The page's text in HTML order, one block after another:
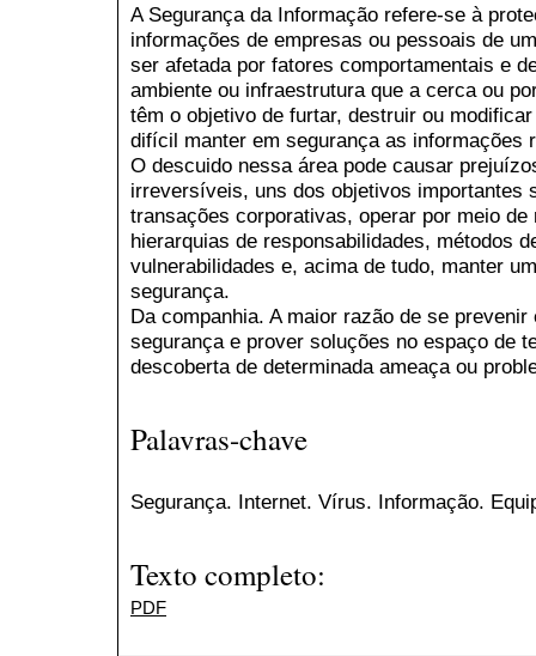
A Segurança da Informação refere-se à
informações de empresas ou pessoais de
ser afetada por fatores comportamentais e
ambiente ou infraestrutura que a cerca ou
têm o objetivo de furtar, destruir ou
difícil manter em segurança as informações
O descuido nessa área pode causar
irreversíveis, uns dos objetivos importantes
transações corporativas, operar por meio
hierarquias de responsabilidades, métodos
vulnerabilidades e, acima de tudo, manter
segurança.
Da companhia. A maior razão de se
segurança e prover soluções no espaço de
descoberta de determinada ameaça ou
Palavras-chave
Segurança. Internet. Vírus. Informação.
Texto completo:
PDF